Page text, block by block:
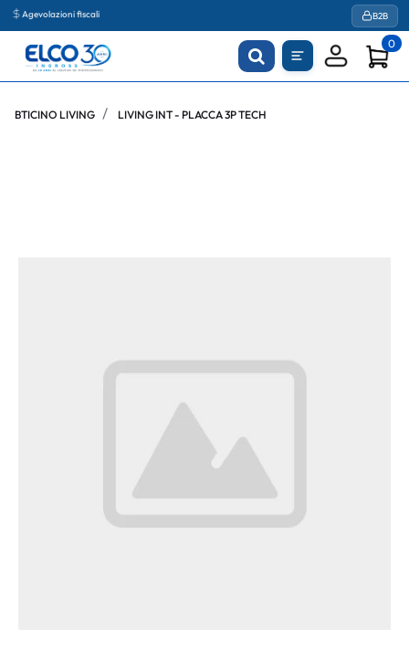
Agevolazioni fiscali B2B
0
BTICINO LIVING LIVING INT - PLACCA 3P TECH